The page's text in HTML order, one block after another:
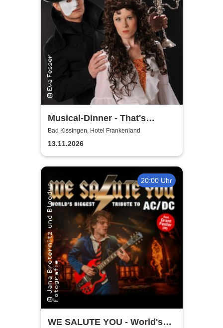
Musical-Dinner - That's
Entertainment
Bad Kissingen, Hotel Frankenland
13.11.2026
20:00 Uhr
WE SALUTE YOU - World's